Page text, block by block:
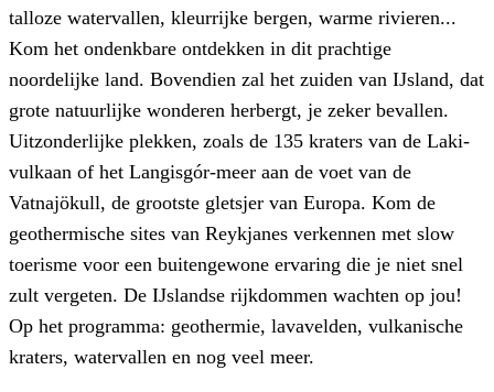
talloze watervallen, kleurrijke bergen, warme rivieren...
Kom het ondenkbare ontdekken in dit prachtige
noordelijke land. Bovendien zal het zuiden van IJsland, dat
grote natuurlijke wonderen herbergt, je zeker bevallen.
Uitzonderlijke plekken, zoals de 135 kraters van de Laki-
vulkaan of het Langisgór-meer aan de voet van de
Vatnajökull, de grootste gletsjer van Europa. Kom de
geothermische sites van Reykjanes verkennen met slow
toerisme voor een buitengewone ervaring die je niet snel
zult vergeten. De IJslandse rijkdommen wachten op jou!
Op het programma: geothermie, lavavelden, vulkanische
kraters, watervallen en nog veel meer.